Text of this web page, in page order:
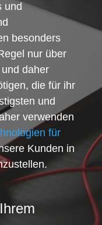
und
besonders
nur über
daher
die für ihr
und
verwenden
für
Kunden in